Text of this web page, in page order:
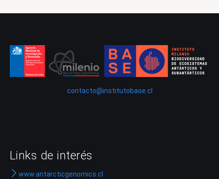
contacto@institutobase.cl
Links de interés
www.antarcticgenomics.cl